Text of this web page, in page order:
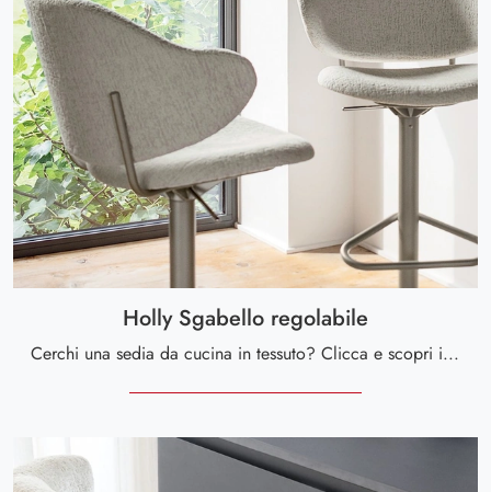
Holly Sgabello regolabile
Cerchi una sedia da cucina in tessuto? Clicca e scopri il modello Holly Sgabello regolabile di Calligaris per ultimare i tuoi locali al meglio.